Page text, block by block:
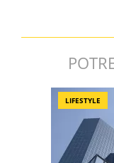
LIFESTYLE